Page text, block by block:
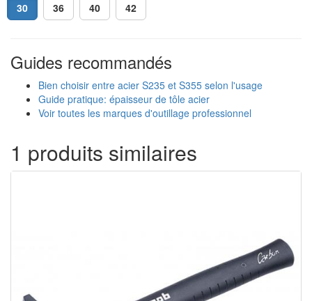
30 36 40 42
Guides recommandés
Bien choisir entre acier S235 et S355 selon l'usage
Guide pratique: épaisseur de tôle acier
Voir toutes les marques d'outillage professionnel
1 produits similaires